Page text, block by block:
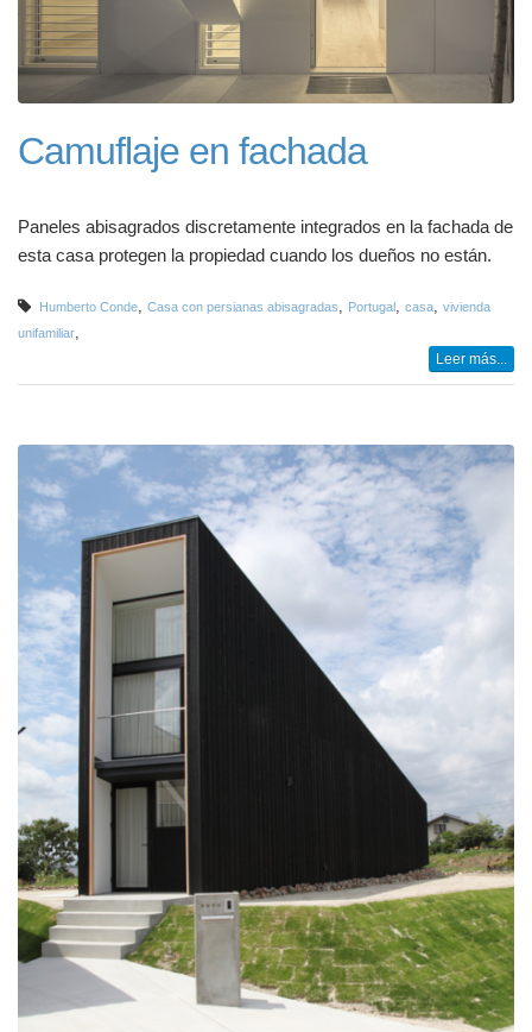
Camuflaje en fachada
Paneles abisagrados discretamente integrados en la fachada de
esta casa protegen la propiedad cuando los dueños no están.
Humberto Conde, Casa con persianas abisagradas, Portugal , casa, vivienda
unifamiliar,
Leer más...